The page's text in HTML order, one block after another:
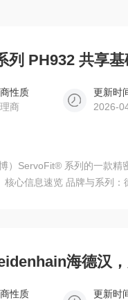
列 PH932 共享
性质
商
更新时
2026-
）ServoFit® 系列的一款精
心信息速览 品牌与系列：
海德汉
性质
更新时